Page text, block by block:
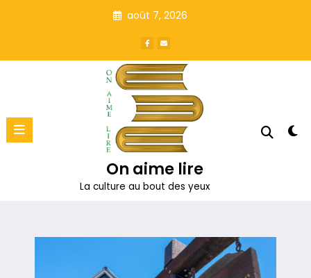
août 7, 2026
On aime lire
La culture au bout des yeux